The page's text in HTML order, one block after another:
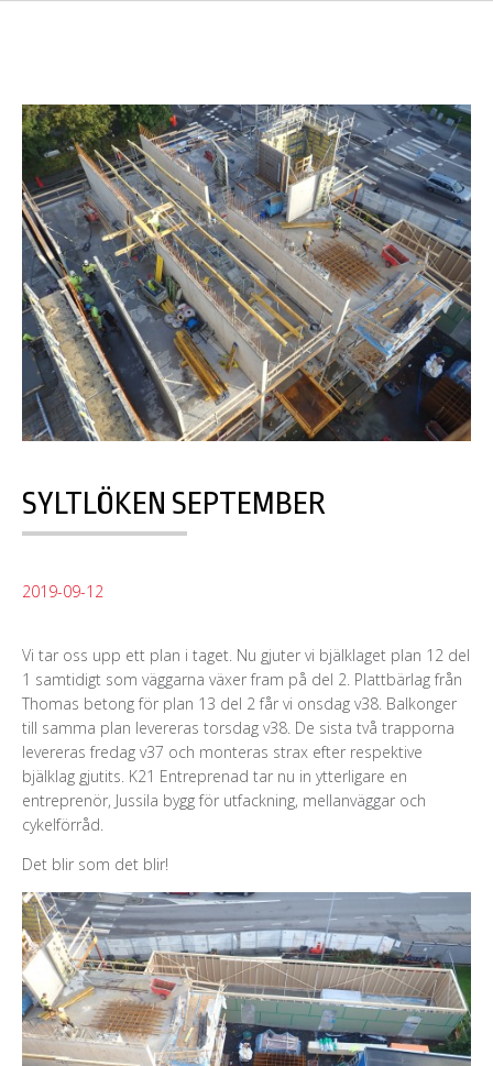
SYLTLÖKEN SEPTEMBER
2019-09-12
Vi tar oss upp ett plan i taget. Nu gjuter vi bjälklaget plan 12 del
1 samtidigt som väggarna växer fram på del 2. Plattbärlag från
Thomas betong för plan 13 del 2 får vi onsdag v38. Balkonger
till samma plan levereras torsdag v38. De sista två trapporna
levereras fredag v37 och monteras strax efter respektive
bjälklag gjutits. K21 Entreprenad tar nu in ytterligare en
entreprenör, Jussila bygg för utfackning, mellanväggar och
cykelförråd.
Det blir som det blir!